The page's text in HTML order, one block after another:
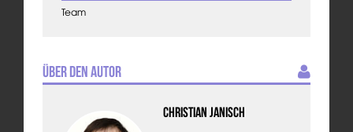
Team
Über den Autor
Christian Janisch